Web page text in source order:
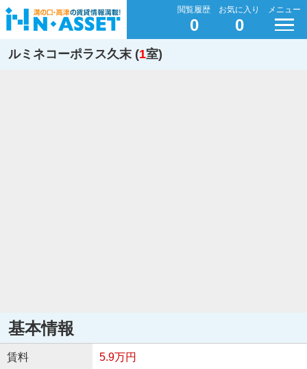
閲覧履歴
0
お気に入り
0
メニュー
ルミネコーポラス久末 (1室)
基本情報
賃料 5.9万円